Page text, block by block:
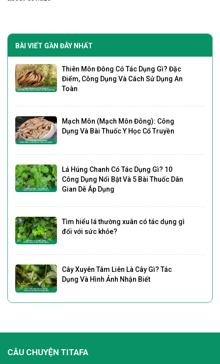
BÀI VIẾT GẦN ĐÂY NHẤT
Thiên Môn Đông Có Tác Dụng Gì? Đặc
Điểm, Công Dụng Và Cách Sử Dụng An
Toàn
Mạch Môn (Mạch Môn Đông): Công
Dụng Và Bài Thuốc Y Học Cổ Truyền
Lá Húng Chanh Có Tác Dụng Gì? 10
Công Dụng Nổi Bật Và 5 Bài Thuốc Dân
Gian Dễ Áp Dụng
Tìm hiểu lá thường xuân có tác dụng gì
đối với sức khỏe?
Cây Xuyên Tâm Liên Là Cây Gì? Tác
Dụng Và Hình Ảnh Nhận Biết
CÂU CHUYỆN TITAFA